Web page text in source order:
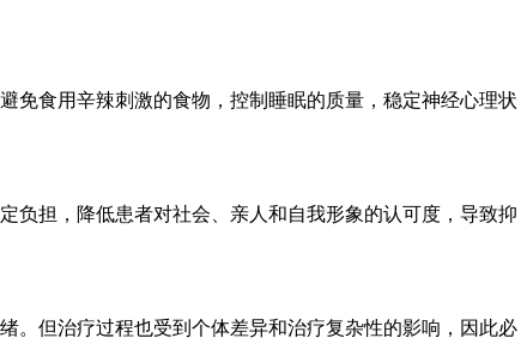
免食用辛辣刺激的食物，控制睡眠的质量，稳定神经心理状
负担，降低患者对社会、亲人和自我形象的认可度，导致抑
。但治疗过程也受到个体差异和治疗复杂性的影响，因此必